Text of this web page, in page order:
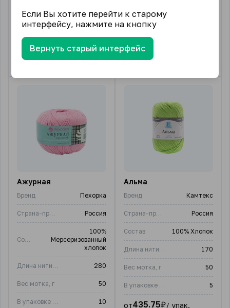
от1 270.50₽/ упак.
В упаковке (шт)
26 подвидов
Ажурная
Бренд Пехорка
Страна-производитель Россия
Состав
100%
Мерсеризованный
хлопок
Длина нити, м 280
Вес мотка, г 50
В упаковке (шт) 10
Альма
Бренд Камтекс
Страна-производитель Россия
Состав 100% Хлопок
Длина нити, м 170
Вес мотка, г 50
В упаковке (шт) 5
от435.75₽/ упак.
Если Вы хотите перейти к старому
интерфейсу, нажмите на кнопку
Вернуть старый интерфейс